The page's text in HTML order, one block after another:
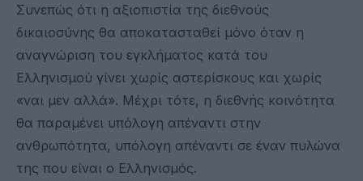
Συνεπώς ότι η αξιοπιστία της διεθνούς
δικαιοσύνης θα αποκατασταθεί μόνο όταν η
αναγνώριση του εγκλήματος κατά του
Ελληνισμού γίνει χωρίς αστερίσκους και χωρίς
«ναι μεν αλλά». Μέχρι τότε, η διεθνής κοινότητα
θα παραμένει υπόλογη απέναντι στην
ανθρωπότητα, υπόλογη απέναντι σε έναν πυλώνα
της που είναι ο Ελληνισμός.